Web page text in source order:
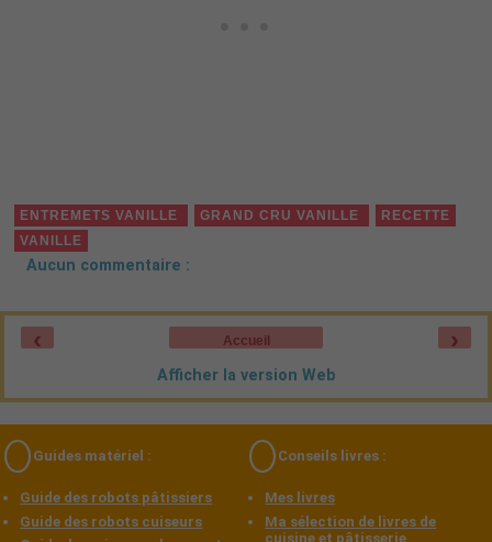
ENTREMETS VANILLE GRAND CRU VANILLE
RECETTE
VANILLE
Aucun commentaire :
‹ ›
Accueil
Afficher la version Web
Guides matériel :
Guide des robots pâtissiers
Guide des robots cuiseurs
Conseils livres :
Mes livres
Ma sélection de livres de
cuisine et pâtisserie